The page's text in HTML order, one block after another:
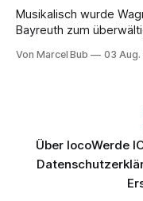
Musikalisch wurde
Bayreuth zum
exzellentes
Von Marcel Bub 03
Über IocoWerde